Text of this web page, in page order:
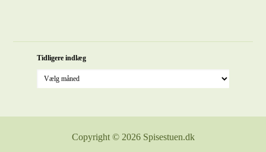
Tidligere indlæg
Copyright © 2026 Spisestuen.dk